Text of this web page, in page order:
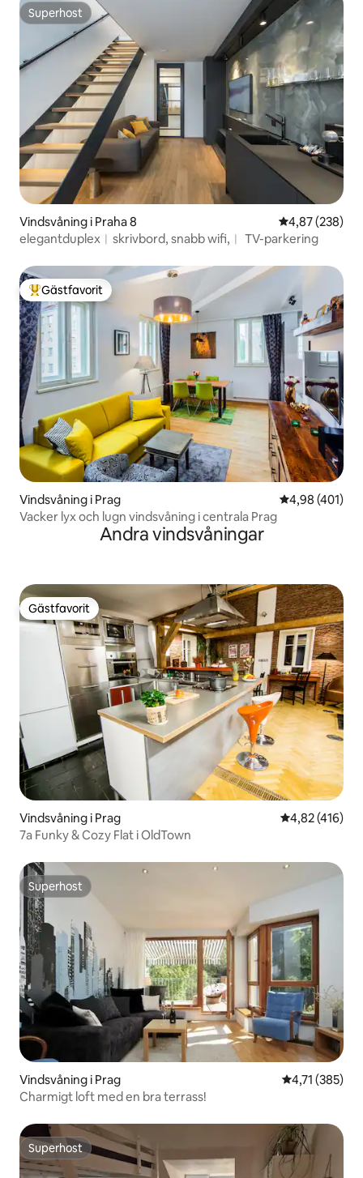
Superhost
Superhost
Vindsvåning i Praha 8 4,87 av 5 i
4,87 (238)
elegantduplex︱skrivbord, snabb wifi,︱ TV-parkering
Populär gästfavorit
Gästfavorit
Vindsvåning i Prag 4,98 av 5 i
4,98 (401)
Vacker lyx och lugn vindsvåning i centrala Prag
Andra vindsvåningar
Gästfavorit
Gästfavorit
Vindsvåning i Prag 4,82 av 5 i
4,82 (416)
7a Funky & Cozy Flat i OldTown
Superhost
Superhost
Vindsvåning i Prag 4,71 av 5 i
4,71 (385)
Charmigt loft med en bra terrass!
Superhost
Superhost